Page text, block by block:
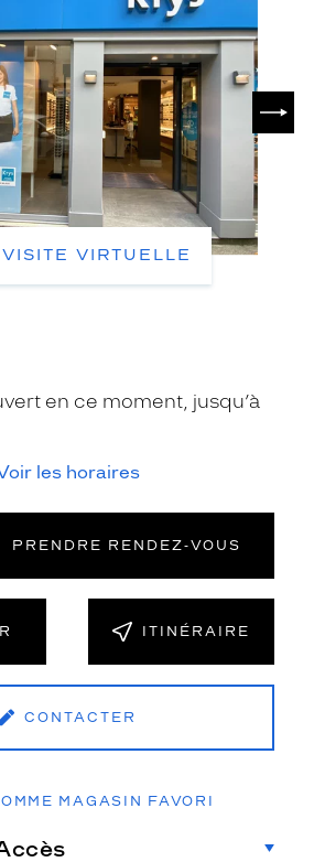
VISITE VIRTUELLE
en ce moment, jusqu’à
les horaires
PRENDRE RENDEZ‑VOUS
ITINÉRAIRE
CONTACTER
MAGASIN FAVORI